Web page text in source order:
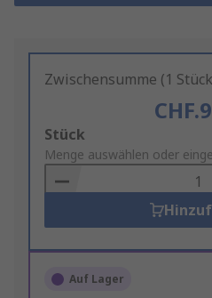
Zwischensumme (1
Add
to
Basket
Stück
Menge auswählen oder
Auf Lager